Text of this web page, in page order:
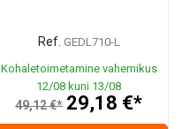
Ref. GEDL710-L
Kohaletoimetamine vahemikus
12/08 kuni 13/08
49,12 €* 29,18 €*